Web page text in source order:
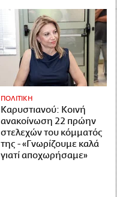
ΠΟΛΙΤΙΚΗ
Καρυστιανού: Κοινή
ανακοίνωση 22 πρώην
στελεχών του κόμματός
της - «Γνωρίζουμε καλά
γιατί αποχωρήσαμε»